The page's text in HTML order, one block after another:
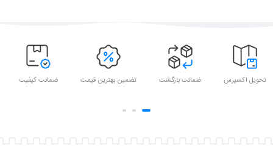
تحویل اکسپرس ضمانت بازگشت تضمین بهترین قیمت ضمانت کیفیت